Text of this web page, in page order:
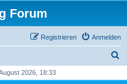
Forum
Anmelden
Registrieren
2026, 18:33